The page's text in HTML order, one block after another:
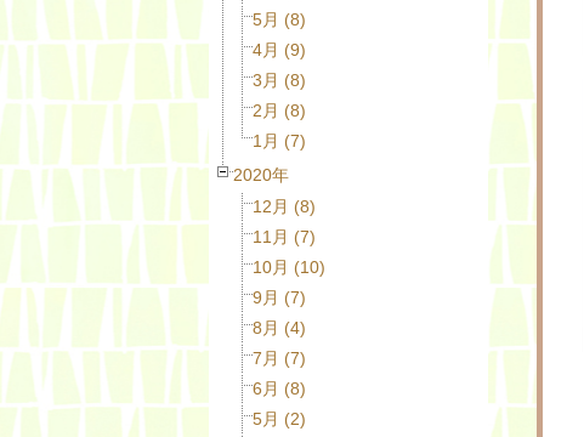
5月 (8)
4月 (9)
3月 (8)
2月 (8)
1月 (7)
2020年
12月 (8)
11月 (7)
10月 (10)
9月 (7)
8月 (4)
7月 (7)
6月 (8)
5月 (2)